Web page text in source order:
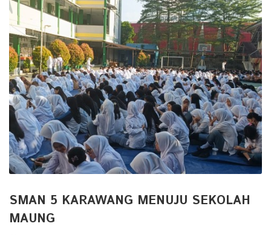
SMAN 5 KARAWANG MENUJU SEKOLAH
MAUNG